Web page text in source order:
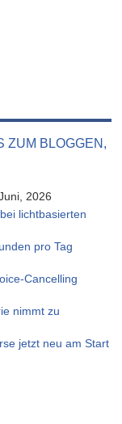
ZUM BLOGGEN,
2026
lichtbasierten
pro Tag
Cancelling
nimmt zu
jetzt neu am Start